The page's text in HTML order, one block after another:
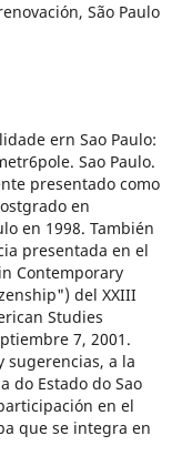
São Paulo
ern Sao Paulo:
Sao Paulo.
presentado como
en
en 1998. También
presentada en el
Contemporary
del XXIII
Studies
7, 2001.
sugerencias, a la
do Estado do Sao
en el
que se integra en